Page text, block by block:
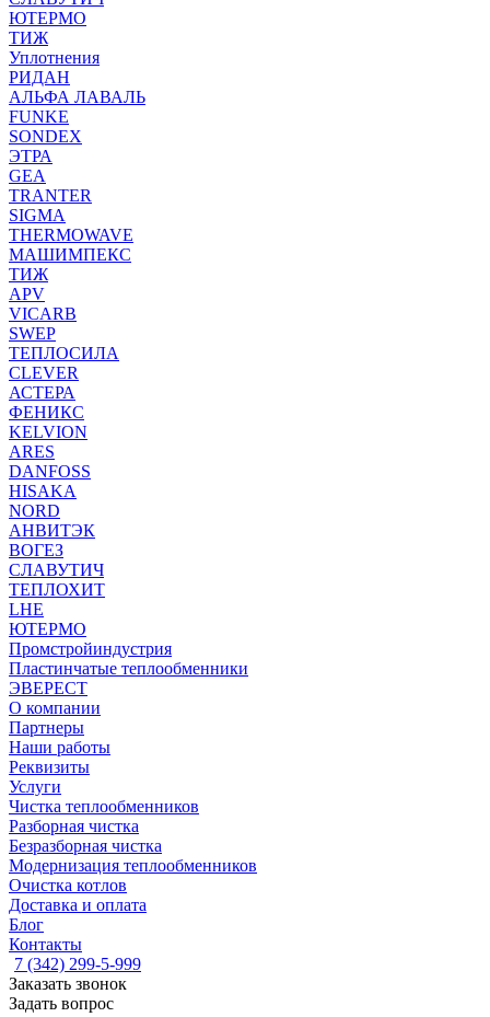
ЮТЕРМО
ТИЖ
Уплотнения
РИДАН
АЛЬФА ЛАВАЛЬ
FUNKE
SONDEX
ЭТРА
GEA
TRANTER
SIGMA
THERMOWAVE
МАШИМПЕКС
ТИЖ
APV
VICARB
SWEP
ТЕПЛОСИЛА
CLEVER
АСТЕРА
ФЕНИКС
KELVION
ARES
DANFOSS
HISAKA
NORD
АНВИТЭК
ВОГЕЗ
СЛАВУТИЧ
ТЕПЛОХИТ
LHE
ЮТЕРМО
Промстройиндустрия
Пластинчатые теплообменники
ЭВЕРЕСТ
О компании
Партнеры
Наши работы
Реквизиты
Услуги
Чистка теплообменников
Разборная чистка
Безразборная чистка
Модернизация теплообменников
Очистка котлов
Доставка и оплата
Блог
Контакты
7 (342) 299-5-999
Заказать звонок
Задать вопрос